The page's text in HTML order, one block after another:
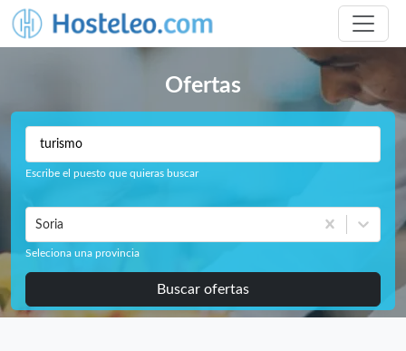
Ofertas
Escribe el puesto que quieras buscar
Soria
Seleciona una provincia
Buscar ofertas